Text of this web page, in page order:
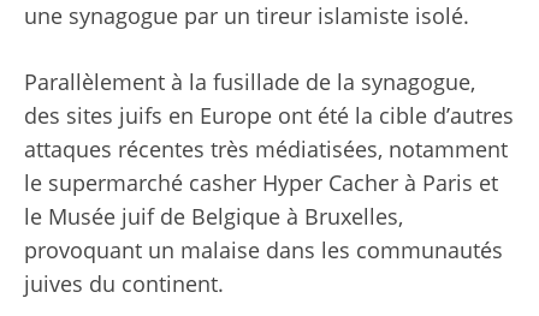
une synagogue par un tireur islamiste isolé.
Parallèlement à la fusillade de la synagogue,
des sites juifs en Europe ont été la cible d’autres
attaques récentes très médiatisées, notamment
le supermarché casher Hyper Cacher à Paris et
le Musée juif de Belgique à Bruxelles,
provoquant un malaise dans les communautés
juives du continent.